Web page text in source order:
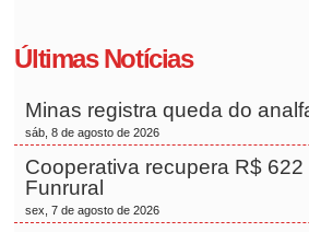
Últimas Notícias
Minas registra queda do
sáb, 8 de agosto de 2026
Cooperativa recupera R$ 622
Funrural
sex, 7 de agosto de 2026